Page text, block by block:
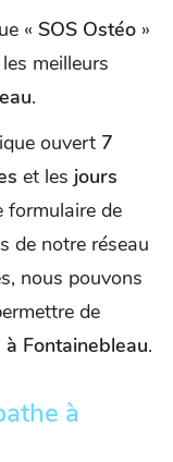
« SOS Ostéo »
meilleurs
.
ouvert 7
et les jours
formulaire de
de notre réseau
nous pouvons
de
Fontainebleau.
à